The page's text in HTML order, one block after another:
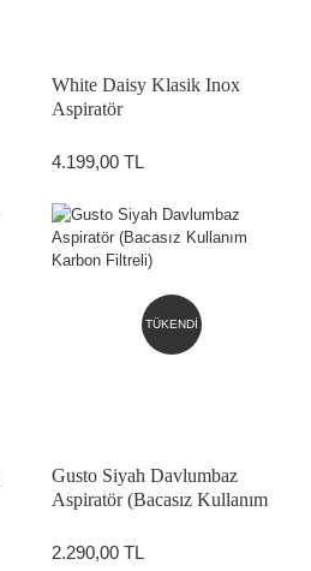
White Daisy Klasik Inox
Aspiratör
4.199,00 TL
TÜKENDİ
Gusto Siyah Davlumbaz
Aspiratör (Bacasız Kullanım
2.290,00 TL